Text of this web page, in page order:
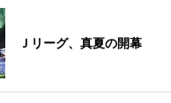
Ｊリーグ、真夏の開幕